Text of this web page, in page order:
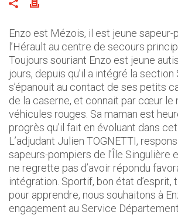
Enzo est Mézois, il est jeune sapeur-
l’Hérault au centre de secours
Toujours souriant Enzo est jeune
jours, depuis qu’il a intégré la section
s’épanouit au contact de ses petits
de la caserne, et connait par cœur le
véhicules rouges. Sa maman est
progrès qu’il fait en évoluant dans
L’adjudant Julien TOGNETTI,
sapeurs-pompiers de l’Île Singulière
ne regrette pas d’avoir répondu
intégration. Sportif, bon état d’esprit,
pour apprendre, nous souhaitons à
engagement au Service